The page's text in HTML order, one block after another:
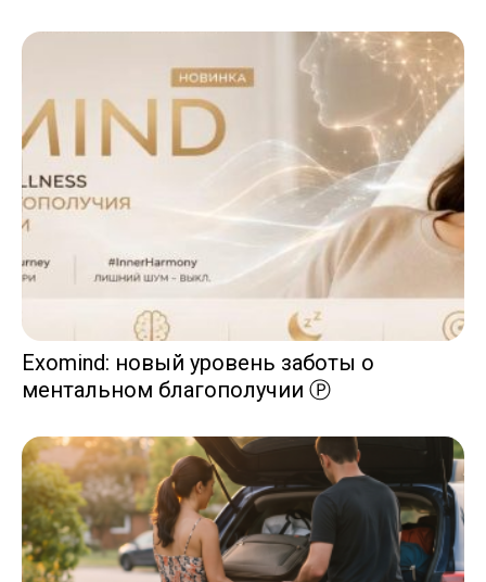
Exomind: новый уровень заботы о
ментальном благополучии Ⓟ